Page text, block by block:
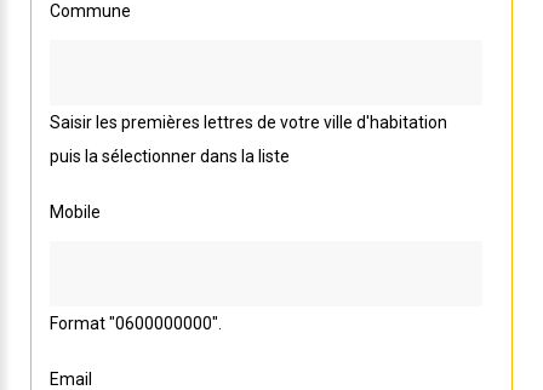
Commune
Saisir les premières lettres de votre ville d'habitation
puis la sélectionner dans la liste
Mobile
Format "0600000000".
Email